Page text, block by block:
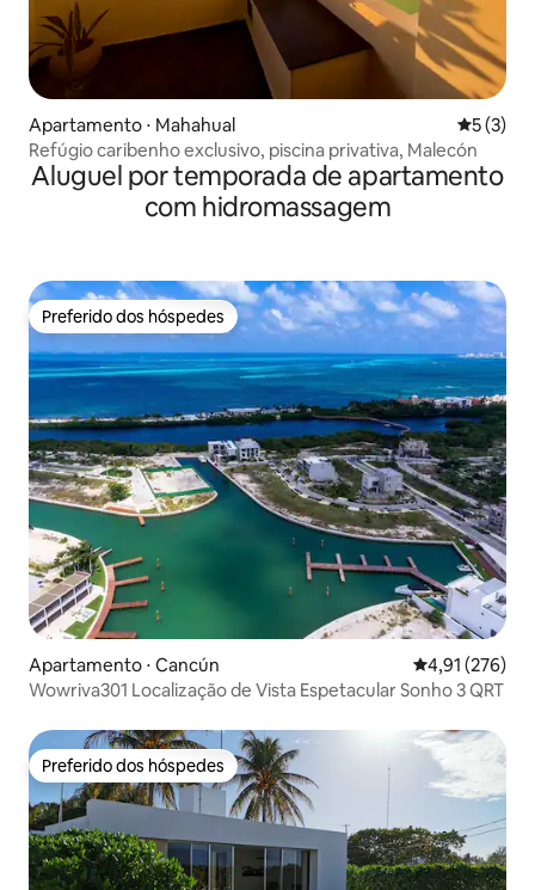
Apartamento ⋅ Mahahual 5 de
5 (3)
Refúgio caribenho exclusivo, piscina privativa, Malecón
Aluguel por temporada de apartamento
com hidromassagem
Preferido dos hóspedes
Preferido dos hóspedes
Apartamento ⋅ Cancún 4,91 de uma
4,91 (276)
Wowriva301 Localização de Vista Espetacular Sonho 3 QRT
Preferido dos hóspedes
Preferido dos hóspedes